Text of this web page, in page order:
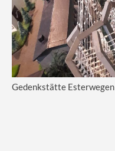
Gedenkstätte Esterwegen